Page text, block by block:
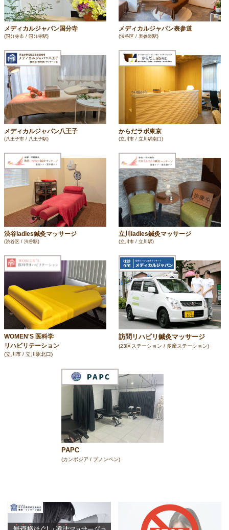
メディカルジャパン国分寺
(国分寺市 / 国分寺駅)
メディカルジャパン表参道
(渋谷区 / 表参道駅)
メディカルジャパン八王子
(八王子市 / 八王子駅)
からだラボ東京
(立川市 / 立川駅南口)
渋谷ladies鍼灸マッサージ
(渋谷区 / 渋谷駅)
立川ladies鍼灸マッサージ
(立川市 / 立川駅)
WOMEN'S 医科学
リハビリテーション
(立川市 / 立川駅北口)
訪問リハビリ鍼灸マッサージ
(23区ステーション / 多摩ステーション)
PAPC
(カンボジア / プノンペン)